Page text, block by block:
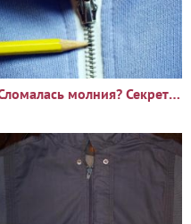
Сломалась молния? Секреты быстрого ремонта застежки